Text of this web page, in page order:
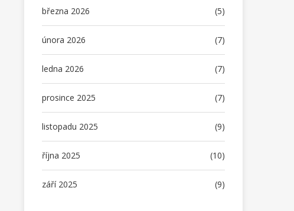
března 2026 (5)
února 2026 (7)
ledna 2026 (7)
prosince 2025 (7)
listopadu 2025 (9)
října 2025 (10)
září 2025 (9)